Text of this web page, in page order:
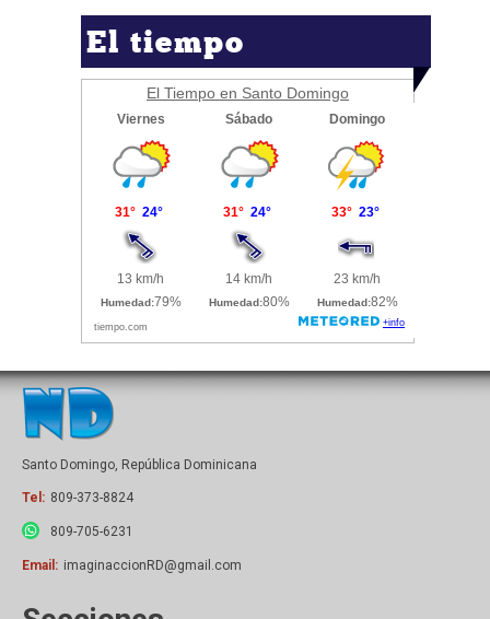
El tiempo
El Tiempo en Santo Domingo
Santo Domingo, República Dominicana
Tel: 809-373-8824
809-705-6231
Email: imaginaccionRD@gmail.com